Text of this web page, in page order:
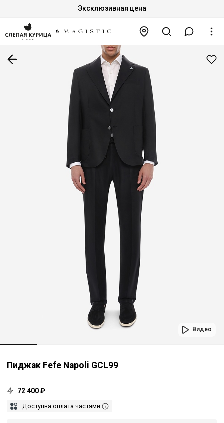
Эксклюзивная цена
Видео
Пиджак Fefe Napoli GCL99
72 400 ₽
Доступна оплата частями